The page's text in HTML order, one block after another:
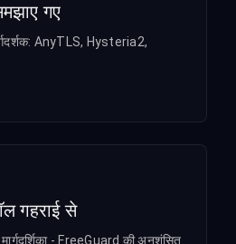
गए
AnyTLS, Hysteria2,
गहराई से
- FreeGuard की अनुशंसित